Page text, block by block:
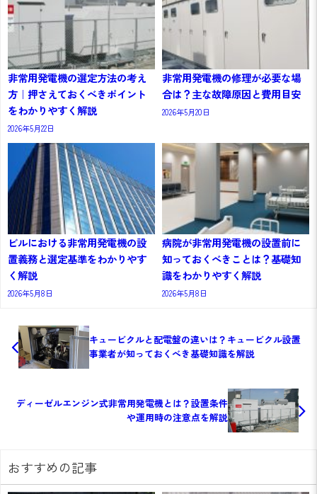
非常用発電機の選定方法の考え
方｜押さえておくべきポイント
をわかりやすく解説
2026年5月22日
非常用発電機の修理が必要な場
合は？主な故障原因と費用目安
2026年5月20日
ビルにおける非常用発電機の設
置義務と選定基準をわかりやす
く解説
2026年5月8日
病院が非常用発電機の設置前に
知っておくべきことは？基礎知
識をわかりやすく解説
2026年5月8日
キュービクルと配電盤の違いは？キュービクル設置
事業者が知っておくべき基礎知識を解説
ディーゼルエンジン式非常用発電機とは？設置条件
や運用時の注意点を解説
おすすめの記事